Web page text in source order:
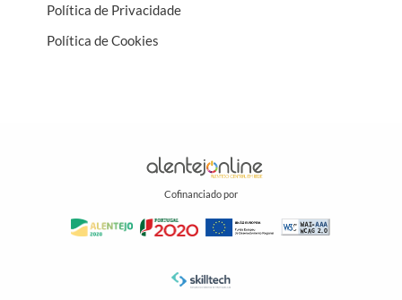
Política de Privacidade
Política de Cookies
Cofinanciado por